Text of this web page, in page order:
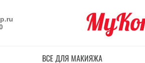
ВСЕ ДЛЯ МАКИЯЖА